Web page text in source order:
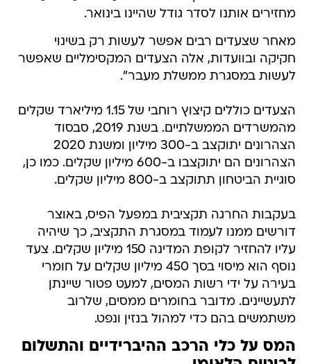
מחזירים אותנו לסדר גודל שהיינו בינואר.
מאחר שצעדים רבים אפשר לעשות רק בשינוי
חקיקה ובוועדות, אלה הצעדים המקסימליים שאפשר
לעשות במסגרת ממשלת מעבר".
הצעדים כוללים קיצוץ רוחבי של 1.15 מיליארד שקלים
מהמשרדים הממשלתיים. בשנת 2019, סבסוד
הצהרונים יתוקצב ב-300 מיליון ומשנת 2020
הצהרונים הם יתוקצבו ב-600 מיליון שקלים. כמו כן,
סוגיית הביטחון תתוקצב ב-800 מיליון שקלים.
בעקבות החרגה תקציבית במפעל הפיס, באוצר
דורשים ממנו לעמוד במסגרת התקציב, כך שיהיה
עליו להחזיר לקופת המדינה 150 מיליון שקלים. צעד
נוסף הוא מיסוי בסך 450 מיליון שקלים על חומרי
בעירה על ידי רשות המסים, למעט פטור שיינתן
לתעשיינים. מדובר בחומרים ממסים, שלרוב
משתמשים בהם כדי למהול בנזין ונפט.
המס על כלי הרכב ההיברידיים והתשלום